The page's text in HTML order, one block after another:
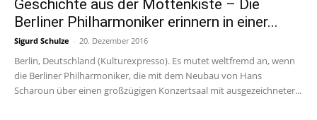
Geschichte aus der Mottenkiste – Die
Berliner Philharmoniker erinnern in einer...
Sigurd Schulze - 20. Dezember 2016
Berlin, Deutschland (Kulturexpresso). Es mutet weltfremd an, wenn
die Berliner Philharmoniker, die mit dem Neubau von Hans
Scharoun über einen großzügigen Konzertsaal mit ausgezeichneter...